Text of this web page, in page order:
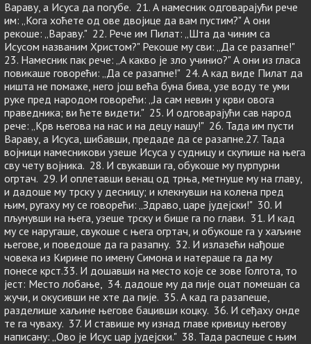
Вараву, а Исуса да погубе. 21. А намесник одговарајући рече
им: „Кога хоћете од ове двојице да вам пустим?" А они
рекоше: „Вараву." 22. Рече им Пилат: „Шта да чиним са
Исусом названим Христом?" Рекоше му сви: „Да се разапне!"
23. Намесник пак рече: „А какво је зло учинио?" А они из гласа
повикаше говорећи: „Да се разапне!" 24. А кад виде Пилат да
ништа не помаже, него још већа буна бива, узе воду те уми
руке пред народом говорећи: „Ја сам невин у крви овога
праведника; ви ћете видети." 25. И одговарајући сав народ
рече: „Крв његова на нас и на децу нашу!" 26. Тада им пусти
Вараву, а Исуса, шибавши, предаде да се разапне.27. Тада
војници намесникови узеше Исуса у судницу и скупише на њега
сву чету војника. 28. И свукавши га, обукоше му пурпурни
огртач. 29. И оплетавши венац од трња, метнуше му на главу,
и дадоше му трску у десницу; и клекнувши на колена пред
њим, ругаху му се говорећи: „Здраво, царе јудејски!" 30. И
пљунувши на њега, узеше трску и бише га по глави. 31. И кад
му се наругаше, свукоше с њега огртач, и обукоше га у хаљине
његове, и поведоше да га разапну. 32. И излазећи нађоше
човека из Кирине по имену Симона и натераше га да му
понесе крст.33. И дошавши на место које се зове Голгота, то
јест: Место лобање, 34. дадоше му да пије оцат помешан са
жучи, и окусивши не хте да пије. 35. А кад га разапеше,
разделише хаљине његове бацивши коцку. 36. И сеђаху онде
те га чуваху. 37. И ставише му изнад главе кривицу његову
написану: „Ово је Исус цар јудејски." 38. Тада распеше с њим